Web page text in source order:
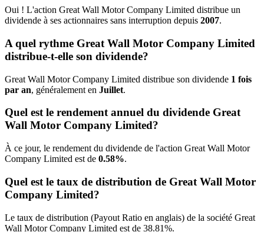
Oui ! L'action Great Wall Motor Company Limited distribue un
dividende à ses actionnaires sans interruption depuis 2007.
A quel rythme Great Wall Motor Company Limited
distribue-t-elle son dividende?
Great Wall Motor Company Limited distribue son dividende 1 fois
par an, généralement en Juillet.
Quel est le rendement annuel du dividende Great
Wall Motor Company Limited?
À ce jour, le rendement du dividende de l'action Great Wall Motor
Company Limited est de 0.58%.
Quel est le taux de distribution de Great Wall Motor
Company Limited?
Le taux de distribution (Payout Ratio en anglais) de la société Great
Wall Motor Company Limited est de 38.81%.